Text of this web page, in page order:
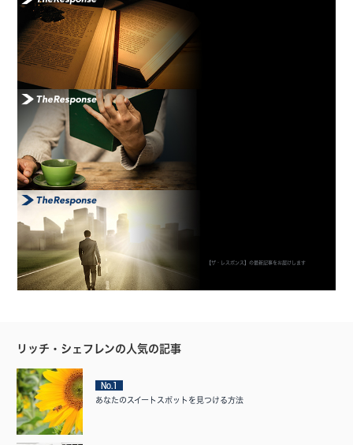
【ザ・レスポンス】の最新記事をお届けします
リッチ・シェフレンの人気の記事
No.1
あなたのスイートスポットを見つける方法